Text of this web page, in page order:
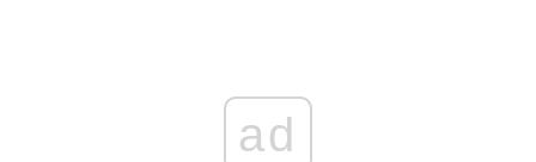
ad